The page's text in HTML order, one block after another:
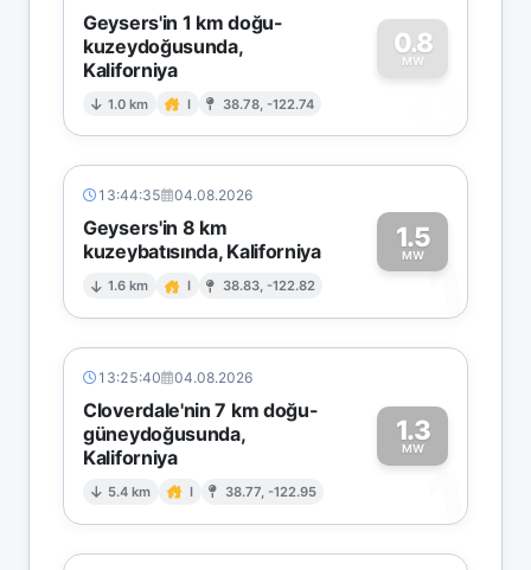
Geysers'in 1 km doğu-
kuzeydoğusunda,
Kaliforniya
1.0 km I 38.78, -122.74
0.8
MW
0
13:44:35 04.08.2026
Geysers'in 8 km
kuzeybatısında, Kaliforniya
1.6 km I 38.83, -122.82
1.5
MW1
13:25:40 04.08.2026
Cloverdale'nin 7 km doğu-
güneydoğusunda,
Kaliforniya
5.4 km I 38.77, -122.95
1.3
MW
1